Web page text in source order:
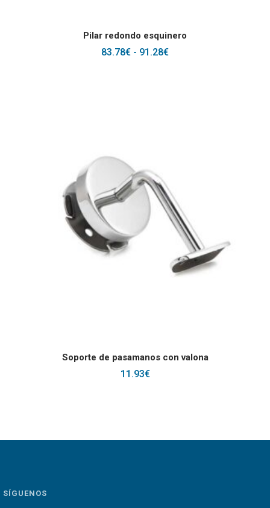
SELECCIONAR OPCIONES
Pilar redondo esquinero
83.78€ - 91.28€RANGO
AÑADIR AL CARRITO
Soporte de pasamanos con valona
11.93€
SÍGUENOS